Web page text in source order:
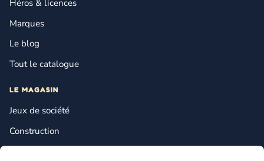
Héros & licences
Marques
Le blog
Tout le catalogue
LE MAGASIN
Jeux de société
Construction